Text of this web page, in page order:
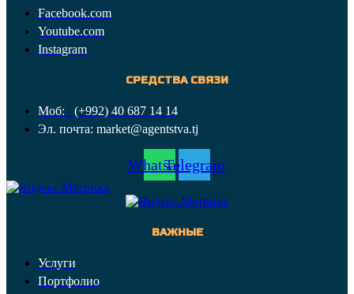
Facebook.com
Youtube.com
Instagram
СРЕДСТВА СВЯЗИ
Моб: (+992) 40 687 14 14
Эл. почта: market@agentstva.tj
WhatsappTelegram
ВАЖНЫЕ
Услуги
Портфолио